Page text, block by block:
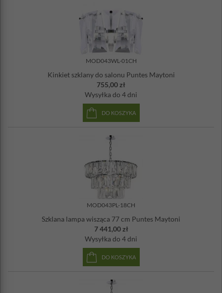
MOD043WL-01CH
Kinkiet szklany do salonu Puntes Maytoni
755,00 zł
Wysyłka do 4 dni
DO KOSZYKA
MOD043PL-18CH
Szklana lampa wisząca 77 cm Puntes Maytoni
7 441,00 zł
Wysyłka do 4 dni
DO KOSZYKA